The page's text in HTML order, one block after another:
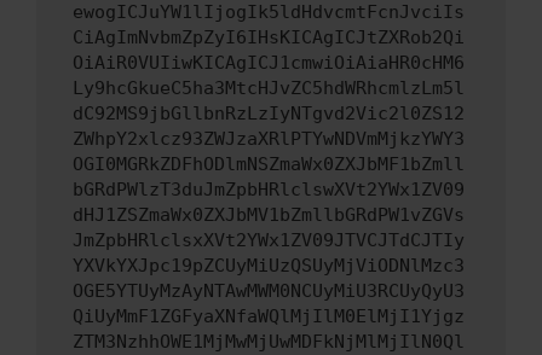
ewogICJuYW1lIjogIk5ldHdvcmtFcnJvciIs
CiAgImNvbmZpZyI6IHsKICAgICJtZXRob2Qi
OiAiR0VUIiwKICAgICJ1cmwiOiAiaHR0cHM6
Ly9hcGkueC5ha3MtcHJvZC5hdWRhcmlzLm5l
dC92MS9jbGllbnRzLzIyNTgvd2Vic2l0ZS12
ZWhpY2xlcz93ZWJzaXRlPTYwNDVmMjkzYWY3
OGI0MGRkZDFhODlmNSZmaWx0ZXJbMF1bZmll
bGRdPWlzT3duJmZpbHRlclswXVt2YWx1ZV09
dHJ1ZSZmaWx0ZXJbMV1bZmllbGRdPW1vZGVs
JmZpbHRlclsxXVt2YWx1ZV09JTVCJTdCJTIy
YXVkYXJpc19pZCUyMiUzQSUyMjViODNlMzc3
OGE5YTUyMzAyNTAwMWM0NCUyMiU3RCUyQyU3
QiUyMmF1ZGFyaXNfaWQlMjIlM0ElMjI1Yjgz
ZTM3NzhhOWE1MjMwMjUwMDFkNjMlMjIlN0Ql